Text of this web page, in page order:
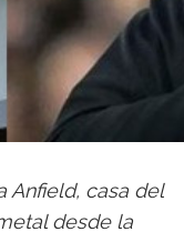
Anfield, casa del
desde la